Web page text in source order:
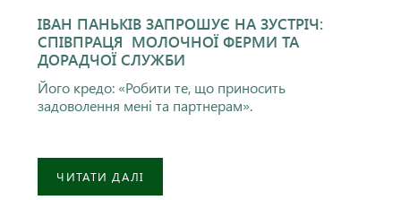
ІВАН ПАНЬКІВ ЗАПРОШУЄ НА ЗУСТРІЧ:
СПІВПРАЦЯ МОЛОЧНОЇ ФЕРМИ ТА
ДОРАДЧОЇ СЛУЖБИ
Його кредо: «Робити те, що приносить
задоволення мені та партнерам».
ЧИТАТИ ДАЛІ